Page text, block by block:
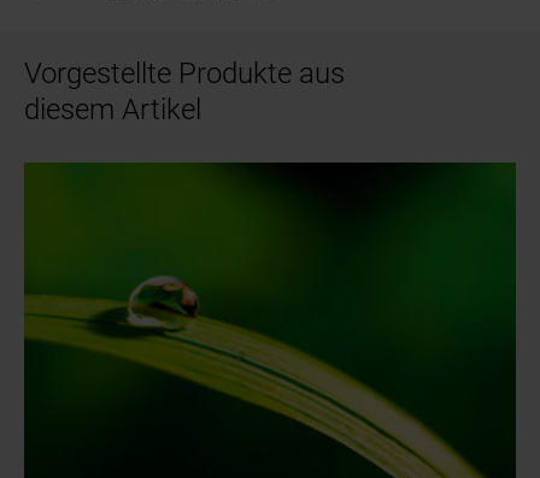
Vorgestellte Produkte aus
diesem Artikel